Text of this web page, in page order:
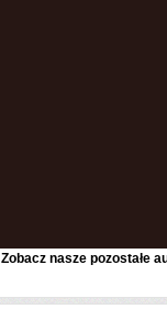
Zobacz nasze pozostałe